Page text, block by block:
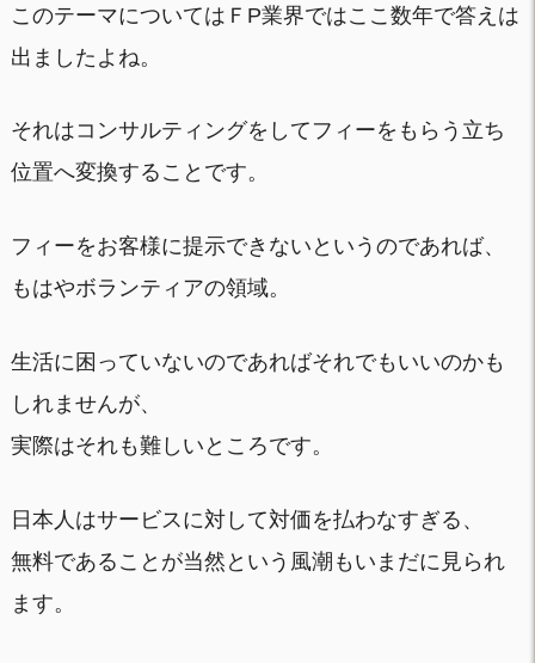
このテーマについてはＦP業界ではここ数年で答えは
出ましたよね。
それはコンサルティングをしてフィーをもらう立ち
位置へ変換することです。
フィーをお客様に提示できないというのであれば、
もはやボランティアの領域。
生活に困っていないのであればそれでもいいのかも
しれませんが、
実際はそれも難しいところです。
日本人はサービスに対して対価を払わなすぎる、
無料であることが当然という風潮もいまだに見られ
ます。